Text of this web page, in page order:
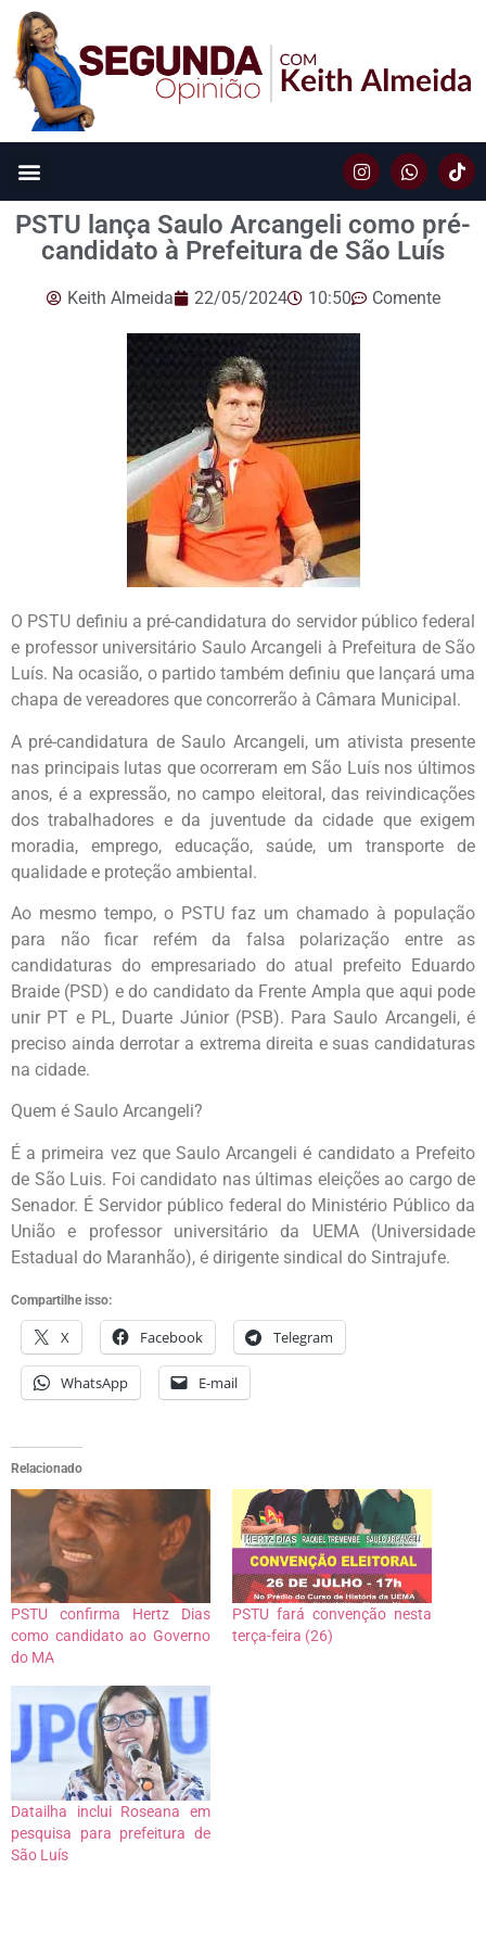
PSTU lança Saulo Arcangeli como pré-
candidato à Prefeitura de São Luís
Keith Almeida 22/05/2024 10:50 Comente
O PSTU definiu a pré-candidatura do servidor público federal
e professor universitário Saulo Arcangeli à Prefeitura de São
Luís. Na ocasião, o partido também definiu que lançará uma
chapa de vereadores que concorrerão à Câmara Municipal.
A pré-candidatura de Saulo Arcangeli, um ativista presente
nas principais lutas que ocorreram em São Luís nos últimos
anos, é a expressão, no campo eleitoral, das reivindicações
dos trabalhadores e da juventude da cidade que exigem
moradia, emprego, educação, saúde, um transporte de
qualidade e proteção ambiental.
Ao mesmo tempo, o PSTU faz um chamado à população
para não ficar refém da falsa polarização entre as
candidaturas do empresariado do atual prefeito Eduardo
Braide (PSD) e do candidato da Frente Ampla que aqui pode
unir PT e PL, Duarte Júnior (PSB). Para Saulo Arcangeli, é
preciso ainda derrotar a extrema direita e suas candidaturas
na cidade.
Quem é Saulo Arcangeli?
É a primeira vez que Saulo Arcangeli é candidato a Prefeito
de São Luis. Foi candidato nas últimas eleições ao cargo de
Senador. É Servidor público federal do Ministério Público da
União e professor universitário da UEMA (Universidade
Estadual do Maranhão), é dirigente sindical do Sintrajufe.
Compartilhe isso:
X Facebook Telegram
WhatsApp E-mail
Relacionado
PSTU confirma Hertz Dias
como candidato ao Governo
do MA
PSTU fará convenção nesta
terça-feira (26)
Datailha inclui Roseana em
pesquisa para prefeitura de
São Luís